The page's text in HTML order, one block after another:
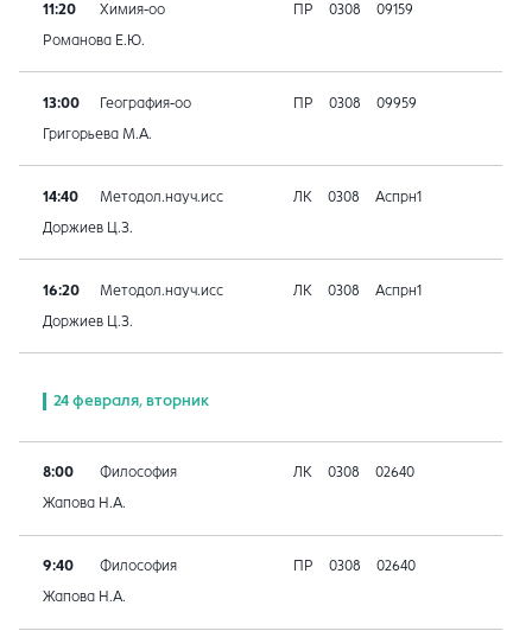
11:20 Химия-оо ПР 0308 09159
Романова Е.Ю.
13:00 География-оо ПР 0308 09959
Григорьева М.А.
14:40 Методол.науч.исс ЛК 0308 Аспрн1
Доржиев Ц.З.
16:20 Методол.науч.исс ЛК 0308 Аспрн1
Доржиев Ц.З.
24 февраля, вторник
8:00 Философия ЛК 0308 02640
Жапова Н.А.
9:40 Философия ПР 0308 02640
Жапова Н.А.